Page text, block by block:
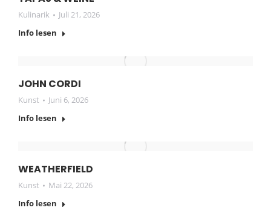
Kulinarik
Juli 21, 2026
Info lesen
JOHN CORDI
Kunst
Juni 6, 2026
Info lesen
WEATHERFIELD
Kunst
Mai 22, 2026
Info lesen